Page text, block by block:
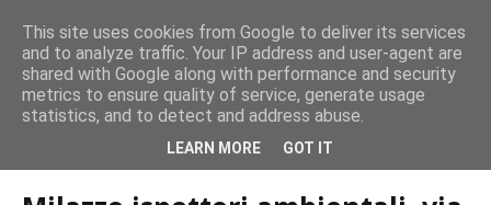
Milazzo 28ª Sagra del Pesce a Vaccarella: il programma
EVENTI
raccolta rifiuti
Milazzo ispettori ambientali, via libera alla
This site uses cookies from Google to deliver its services
and to analyze traffic. Your IP address and user-agent are
shared with Google along with performance and security
metrics to ensure quality of service, generate usage
statistics, and to detect and address abuse.
LEARN MORE GOT IT